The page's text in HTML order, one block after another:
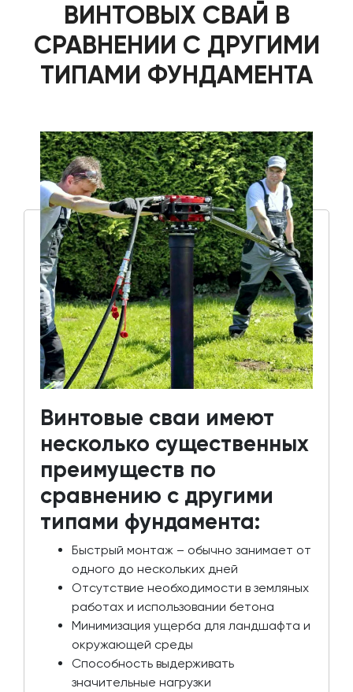
ВИНТОВЫХ СВАЙ В
СРАВНЕНИИ С ДРУГИМИ
ТИПАМИ ФУНДАМЕНТА
Винтовые сваи имеют
несколько существенных
преимуществ по
сравнению с другими
типами фундамента:
Быстрый монтаж – обычно занимает от
одного до нескольких дней
Отсутствие необходимости в земляных
работах и использовании бетона
Минимизация ущерба для ландшафта и
окружающей среды
Способность выдерживать
значительные нагрузки